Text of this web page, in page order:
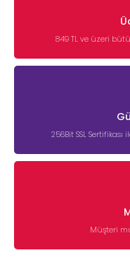
849 TL ve üzeri
256Bit SSL
Müşteri